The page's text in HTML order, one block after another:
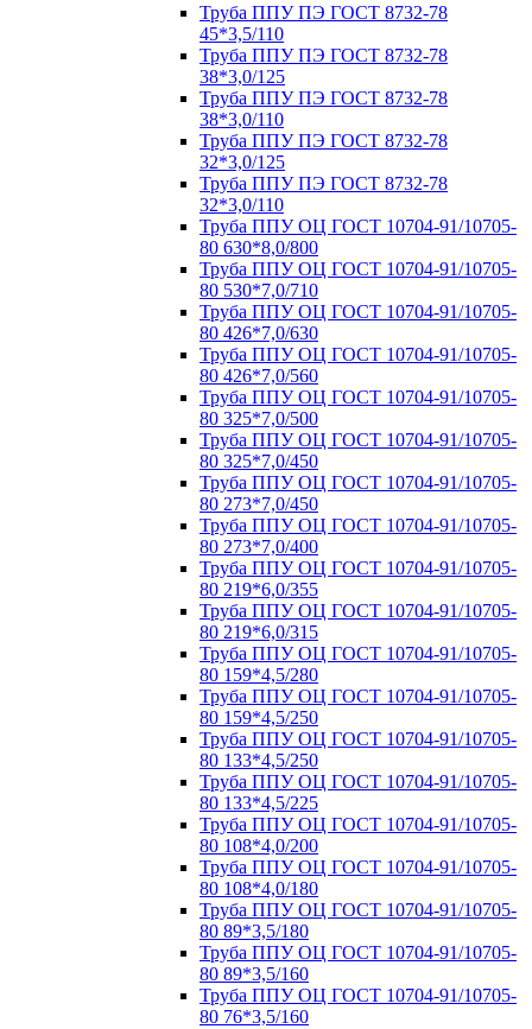
Труба ППУ ПЭ ГОСТ 8732-78
45*3,5/110
Труба ППУ ПЭ ГОСТ 8732-78
38*3,0/125
Труба ППУ ПЭ ГОСТ 8732-78
38*3,0/110
Труба ППУ ПЭ ГОСТ 8732-78
32*3,0/125
Труба ППУ ПЭ ГОСТ 8732-78
32*3,0/110
Труба ППУ ОЦ ГОСТ 10704-91/10705-
80 630*8,0/800
Труба ППУ ОЦ ГОСТ 10704-91/10705-
80 530*7,0/710
Труба ППУ ОЦ ГОСТ 10704-91/10705-
80 426*7,0/630
Труба ППУ ОЦ ГОСТ 10704-91/10705-
80 426*7,0/560
Труба ППУ ОЦ ГОСТ 10704-91/10705-
80 325*7,0/500
Труба ППУ ОЦ ГОСТ 10704-91/10705-
80 325*7,0/450
Труба ППУ ОЦ ГОСТ 10704-91/10705-
80 273*7,0/450
Труба ППУ ОЦ ГОСТ 10704-91/10705-
80 273*7,0/400
Труба ППУ ОЦ ГОСТ 10704-91/10705-
80 219*6,0/355
Труба ППУ ОЦ ГОСТ 10704-91/10705-
80 219*6,0/315
Труба ППУ ОЦ ГОСТ 10704-91/10705-
80 159*4,5/280
Труба ППУ ОЦ ГОСТ 10704-91/10705-
80 159*4,5/250
Труба ППУ ОЦ ГОСТ 10704-91/10705-
80 133*4,5/250
Труба ППУ ОЦ ГОСТ 10704-91/10705-
80 133*4,5/225
Труба ППУ ОЦ ГОСТ 10704-91/10705-
80 108*4,0/200
Труба ППУ ОЦ ГОСТ 10704-91/10705-
80 108*4,0/180
Труба ППУ ОЦ ГОСТ 10704-91/10705-
80 89*3,5/180
Труба ППУ ОЦ ГОСТ 10704-91/10705-
80 89*3,5/160
Труба ППУ ОЦ ГОСТ 10704-91/10705-
80 76*3,5/160